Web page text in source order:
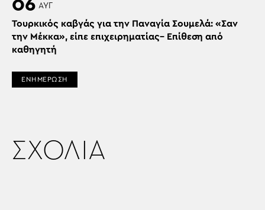
06 ΑΥΓ
Τουρκικός καβγάς για την Παναγία Σουμελά: «Σαν
την Μέκκα», είπε επιχειρηματίας– Επίθεση από
καθηγητή
ΕΝΗΜΕΡΩΣΗ
ΣΧΟΛΙΑ